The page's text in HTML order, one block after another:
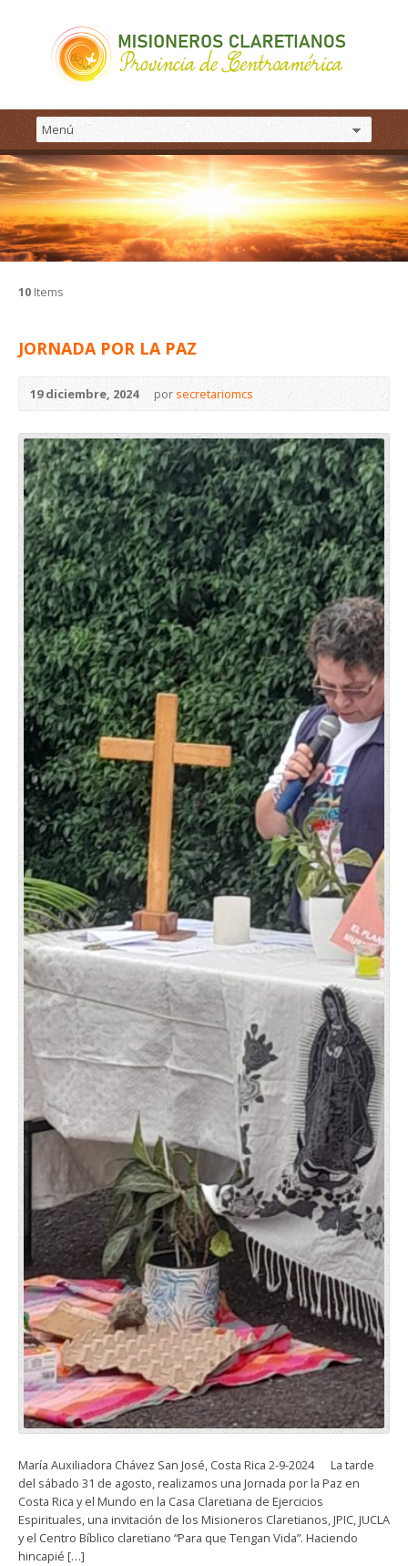
10 Items
JORNADA POR LA PAZ
19 diciembre, 2024 por secretariomcs
María Auxiliadora Chávez San José, Costa Rica 2-9-2024 La tarde
del sábado 31 de agosto, realizamos una Jornada por la Paz en
Costa Rica y el Mundo en la Casa Claretiana de Ejercicios
Espirituales, una invitación de los Misioneros Claretianos, JPIC, JUCLA
y el Centro Bíblico claretiano “Para que Tengan Vida”. Haciendo
hincapié […]